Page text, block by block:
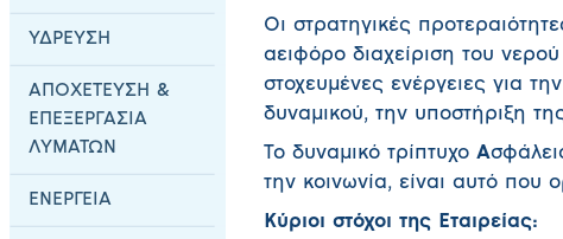
ΥΔΡΕΥΣΗ
ΑΠΟΧΕΤΕΥΣΗ &
ΕΠΕΞΕΡΓΑΣΙΑ
ΛΥΜΑΤΩΝ
ΕΝΕΡΓΕΙΑ
Οι στρατηγικές
αειφόρο διαχείριση του
στοχευμένες ενέργειες για
δυναμικού, την υποστήριξη
Το δυναμικό τρίπτυχο Α
την κοινωνία, είναι αυτό που
Κύριοι στόχοι της Εταιρείας: